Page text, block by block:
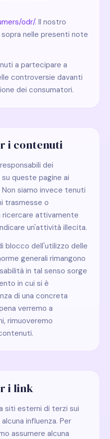
odr/. Il nostro
nelle presenti note
a partecipare a
controversie davanti
dei consumatori.
i contenuti
dei
queste pagine ai
siamo invece tenuti
trasmesse o
ricercare attivamente
un'attività illecita.
blocco dell'utilizzo delle
generali rimangono
in tal senso sorge
in cui si è
di una concreta
verremo a
rimuoveremo
i link
siti esterni di terzi sui
influenza. Per
assumere alcuna